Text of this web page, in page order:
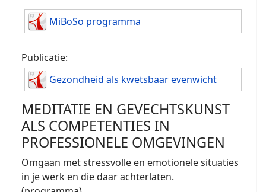
MiBoSo programma
Publicatie:
Gezondheid als kwetsbaar evenwicht
MEDITATIE EN GEVECHTSKUNST
ALS COMPETENTIES IN
PROFESSIONELE OMGEVINGEN
Omgaan met stressvolle en emotionele situaties
in je werk en die daar achterlaten.